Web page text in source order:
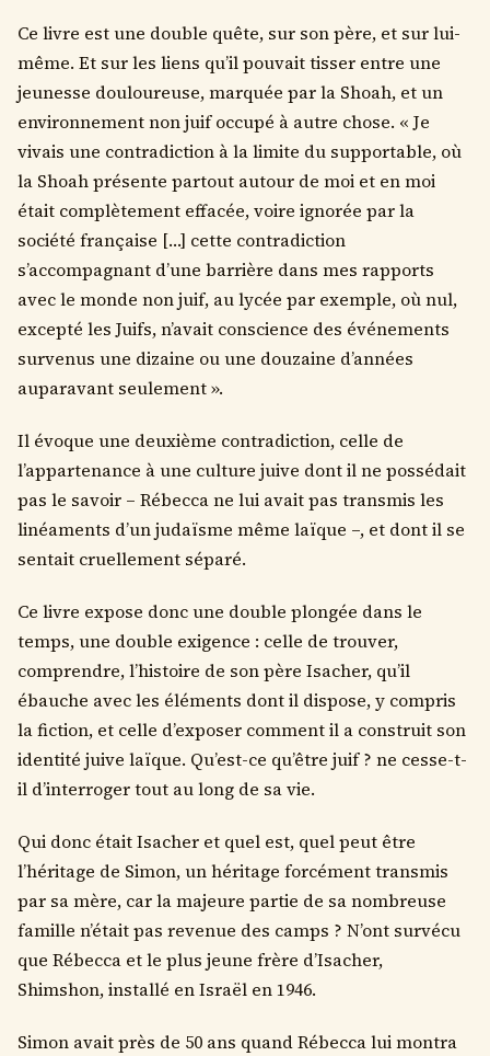
Ce livre est une double quête, sur son père, et sur lui-
même. Et sur les liens qu’il pouvait tisser entre une
jeunesse douloureuse, marquée par la Shoah, et un
environnement non juif occupé à autre chose. « Je
vivais une contradiction à la limite du supportable, où
la Shoah présente partout autour de moi et en moi
était complètement effacée, voire ignorée par la
société française […] cette contradiction
s’accompagnant d’une barrière dans mes rapports
avec le monde non juif, au lycée par exemple, où nul,
excepté les Juifs, n’avait conscience des événements
survenus une dizaine ou une douzaine d’années
auparavant seulement ».
Il évoque une deuxième contradiction, celle de
l’appartenance à une culture juive dont il ne possédait
pas le savoir – Rébecca ne lui avait pas transmis les
linéaments d’un judaïsme même laïque –, et dont il se
sentait cruellement séparé.
Ce livre expose donc une double plongée dans le
temps, une double exigence : celle de trouver,
comprendre, l’histoire de son père Isacher, qu’il
ébauche avec les éléments dont il dispose, y compris
la fiction, et celle d’exposer comment il a construit son
identité juive laïque. Qu’est-ce qu’être juif ? ne cesse-t-
il d’interroger tout au long de sa vie.
Qui donc était Isacher et quel est, quel peut être
l’héritage de Simon, un héritage forcément transmis
par sa mère, car la majeure partie de sa nombreuse
famille n’était pas revenue des camps ? N’ont survécu
que Rébecca et le plus jeune frère d’Isacher,
Shimshon, installé en Israël en 1946.
Simon avait près de 50 ans quand Rébecca lui montra